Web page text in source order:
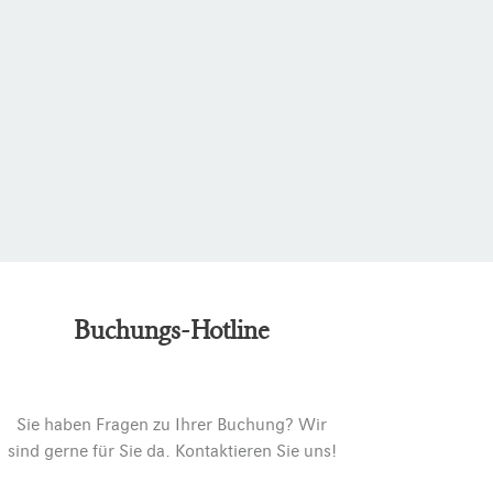
Buchungs-Hotline
Sie haben Fragen zu Ihrer Buchung? Wir
sind gerne für Sie da. Kontaktieren Sie uns!